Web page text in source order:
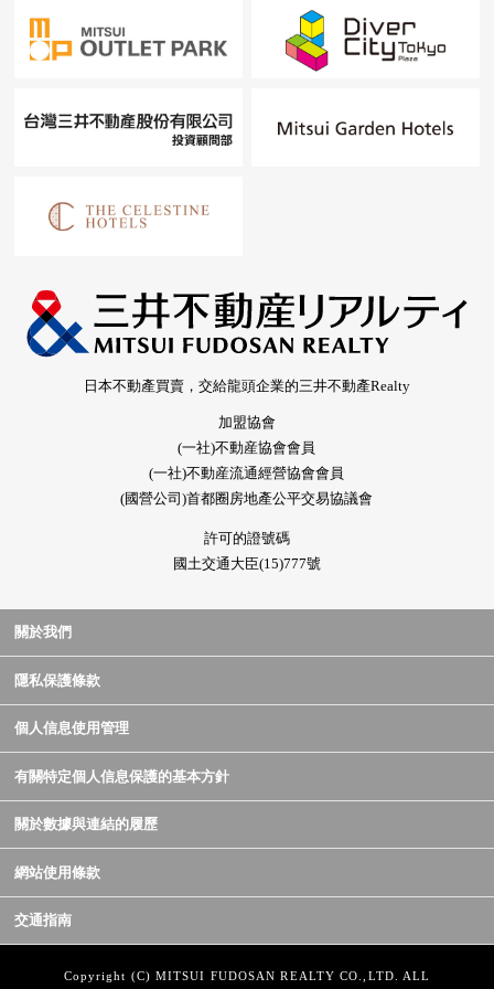
日本不動產買賣，交給龍頭企業的三井不動產Realty
加盟協會
(一社)不動産協會會員
(一社)不動産流通經營協會會員
(國營公司)首都圈房地產公平交易協議會
許可的證號碼
國土交通大臣(15)777號
關於我們
隱私保護條款
個人信息使用管理
有關特定個人信息保護的基本方針
關於數據與連結的履歷
網站使用條款
交通指南
Copyright (C) MITSUI FUDOSAN REALTY CO.,LTD. ALL